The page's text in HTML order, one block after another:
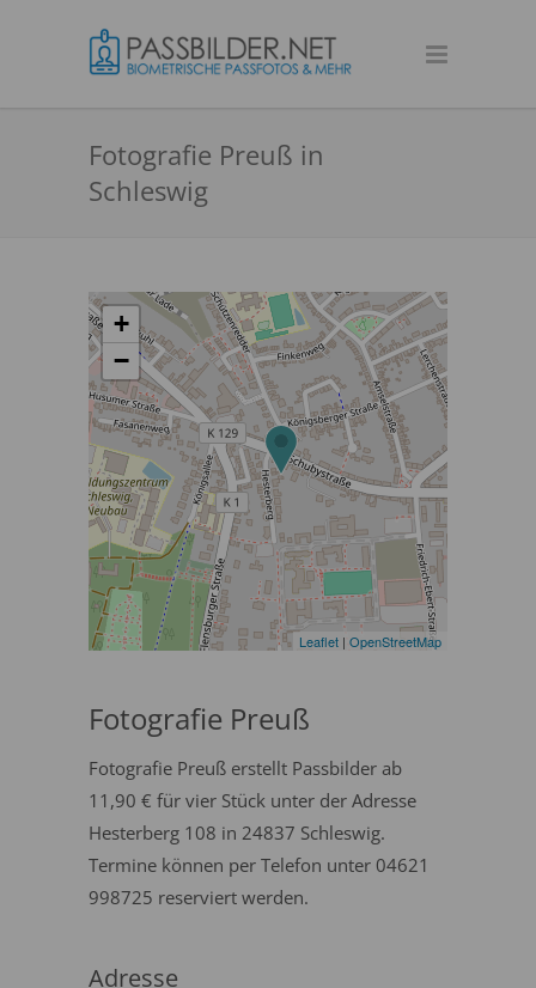
Fotografie Preuß in
Schleswig
+
−
Leaflet | OpenStreetMap
Fotografie Preuß
Fotografie Preuß erstellt Passbilder ab
11,90 € für vier Stück unter der Adresse
Hesterberg 108 in 24837 Schleswig.
Termine können per Telefon unter 04621
998725 reserviert werden.
Adresse